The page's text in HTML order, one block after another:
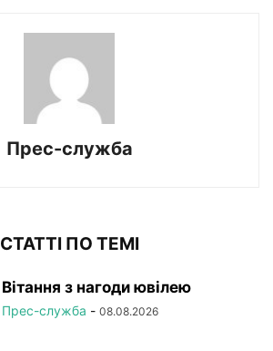
Прес-служба
СТАТТІ ПО ТЕМІ
Вітання з нагоди ювілею
Прес-служба - 08.08.2026